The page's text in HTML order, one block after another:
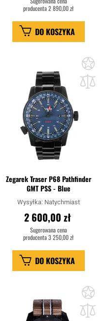
producenta2 890,00 zł
DO KOSZYKA
do
Zegarek Traser P68 Pathfinder
GMT PSS - Blue
Wysyłka: Natychmiast
2 600,00 zł
Sugerowana cena
producenta3 250,00 zł
DO KOSZYKA
do